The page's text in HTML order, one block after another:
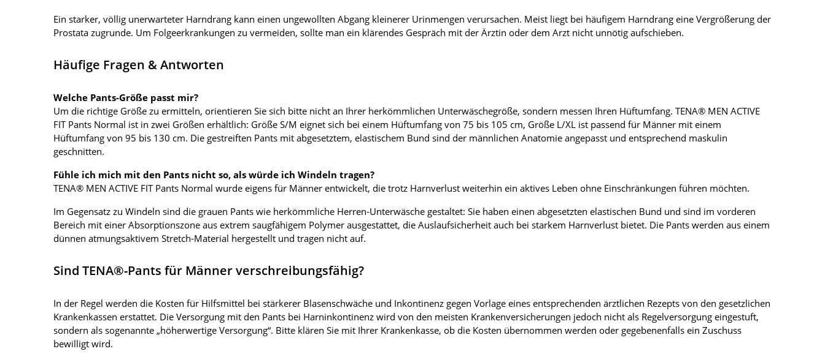
Ein starker, völlig unerwarteter Harndrang kann einen ungewollten Abgang kleinerer Urinmengen verursachen. Meist liegt bei häufigem Harndrang eine Vergrößerung der
Prostata zugrunde. Um Folgeerkrankungen zu vermeiden, sollte man ein klärendes Gespräch mit der Ärztin oder dem Arzt nicht unnötig aufschieben.
Häufige Fragen & Antworten
Welche Pants-Größe passt mir?
Um die richtige Größe zu ermitteln, orientieren Sie sich bitte nicht an Ihrer herkömmlichen Unterwäschegröße, sondern messen Ihren Hüftumfang. TENA® MEN ACTIVE
FIT Pants Normal ist in zwei Größen erhältlich: Größe S/M eignet sich bei einem Hüftumfang von 75 bis 105 cm, Größe L/XL ist passend für Männer mit einem
Hüftumfang von 95 bis 130 cm. Die gestreiften Pants mit abgesetztem, elastischem Bund sind der männlichen Anatomie angepasst und entsprechend maskulin
geschnitten.
Fühle ich mich mit den Pants nicht so, als würde ich Windeln tragen?
TENA® MEN ACTIVE FIT Pants Normal wurde eigens für Männer entwickelt, die trotz Harnverlust weiterhin ein aktives Leben ohne Einschränkungen führen möchten.
Im Gegensatz zu Windeln sind die grauen Pants wie herkömmliche Herren-Unterwäsche gestaltet: Sie haben einen abgesetzten elastischen Bund und sind im vorderen
Bereich mit einer Absorptionszone aus extrem saugfähigem Polymer ausgestattet, die Auslaufsicherheit auch bei starkem Harnverlust bietet. Die Pants werden aus einem
dünnen atmungsaktivem Stretch-Material hergestellt und tragen nicht auf.
Sind TENA®-Pants für Männer verschreibungsfähig?
In der Regel werden die Kosten für Hilfsmittel bei stärkerer Blasenschwäche und Inkontinenz gegen Vorlage eines entsprechenden ärztlichen Rezepts von den gesetzlichen
Krankenkassen erstattet. Die Versorgung mit den Pants bei Harninkontinenz wird von den meisten Krankenversicherungen jedoch nicht als Regelversorgung eingestuft,
sondern als sogenannte „höherwertige Versorgung“. Bitte klären Sie mit Ihrer Krankenkasse, ob die Kosten übernommen werden oder gegebenenfalls ein Zuschuss
bewilligt wird.